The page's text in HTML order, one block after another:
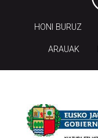
HONI BURUZ
ARAUAK